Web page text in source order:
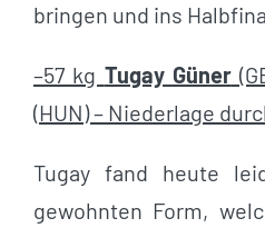
bringen und ins
–57 kg Tugay Güner
(HUN) – Niederlage
Tugay fand heute
gewohnten Form,